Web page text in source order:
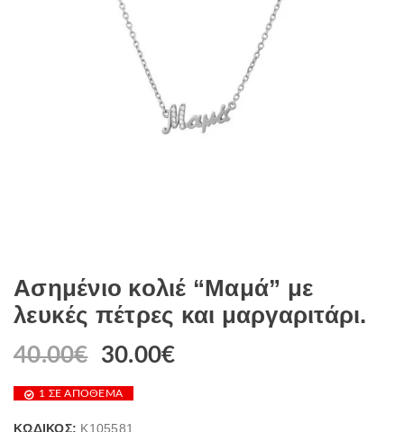
Ασημένιο κολιέ “Μαμά” με
λευκές πέτρες και μαργαριτάρι.
40.00€ 30.00€
1 ΣΕ ΑΠΌΘΕΜΑ
ΚΩΔΙΚΌΣ: K105581